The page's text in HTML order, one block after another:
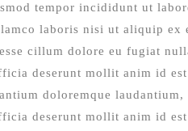
tempor incididunt ut
laboris nisi ut aliquip ex
cillum dolore eu fugiat
deserunt mollit anim id
doloremque laudantium,
deserunt mollit anim id